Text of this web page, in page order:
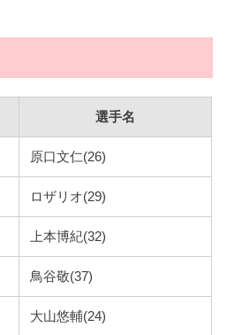
選手名
原口文仁(26)
ロザリオ(29)
上本博紀(32)
鳥谷敬(37)
大山悠輔(24)